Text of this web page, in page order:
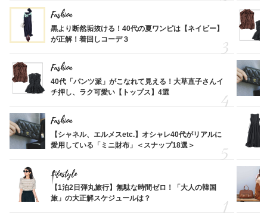
Fashion
黒より断然垢抜ける！40代の夏ワンピは【ネイビー】
が正解！着回しコーデ３
Fashion
40代「パンツ派」がこなれて見える！大草直子さんイ
チ押し、ラク可愛い【トップス】4選
Fashion
【シャネル、エルメスetc.】オシャレ40代がリアルに
愛用している「ミニ財布」＜スナップ18選＞
Lifestyle
【1泊2日弾丸旅行】無駄な時間ゼロ！「大人の韓国
旅」の大正解スケジュールは？